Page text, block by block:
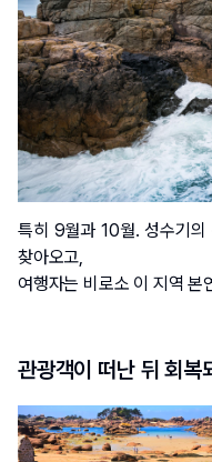
특히 9월과 10월. 성수기의
찾아오고,
여행자는 비로소 이 지역 본
관광객이 떠난 뒤 회복